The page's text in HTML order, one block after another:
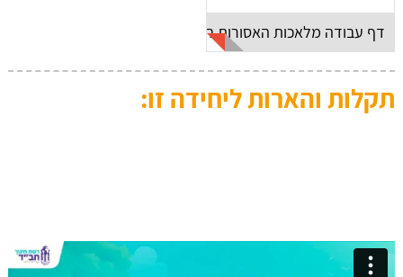
דף עבודה מלאכות האסורות בשבת
תקלות והארות ליחידה זו: